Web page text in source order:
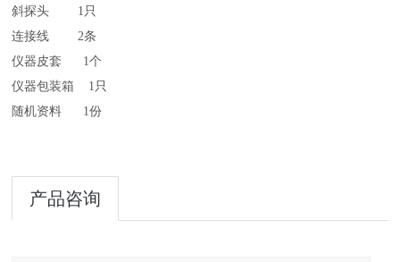
斜探头 1只
连接线 2条
仪器皮套 1个
仪器包装箱 1只
随机资料 1份
产品咨询